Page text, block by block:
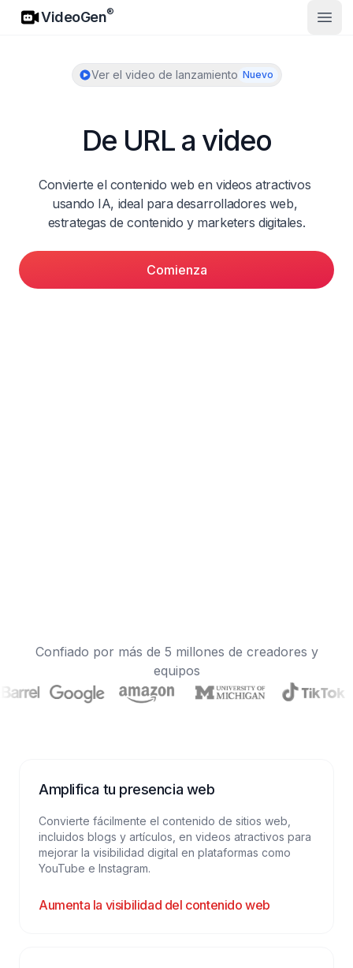
VideoGen
VideoGen®
Abrir
Ver el video de lanzamiento Nuevo
De URL a video
Convierte el contenido web en videos atractivos
usando IA, ideal para desarrolladores web,
estrategas de contenido y marketers digitales.
Comienza
Confiado por más de 5 millones de creadores y
equipos
Amplifica tu presencia web
Convierte fácilmente el contenido de sitios web,
incluidos blogs y artículos, en videos atractivos para
mejorar la visibilidad digital en plataformas como
YouTube e Instagram.
Aumenta la visibilidad del contenido web